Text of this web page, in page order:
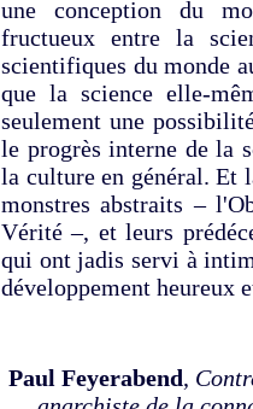
une conception du
fructueux entre la
scientifiques du monde
que la science elle-
seulement une
le progrès interne de la
la culture en général. Et
monstres abstraits –
Vérité –, et leurs
qui ont jadis servi à
développement heureux
Paul Feyerabend,